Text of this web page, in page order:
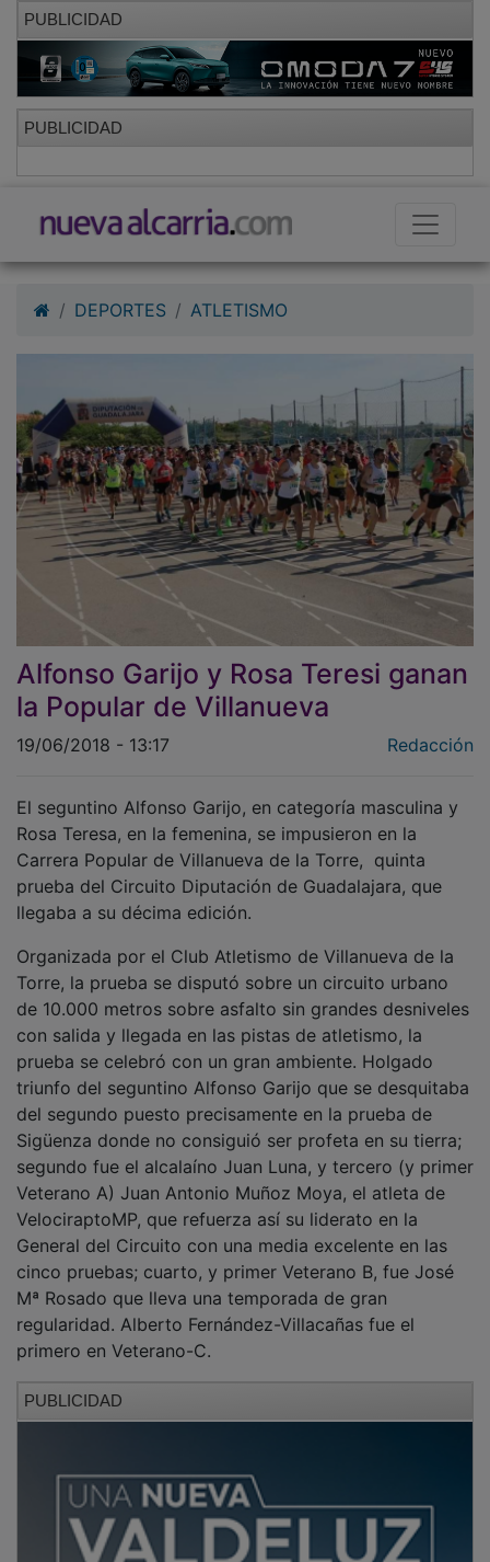
PUBLICIDAD
PUBLICIDAD
Alfonso Garijo y Rosa Teresi ganan
la Popular de Villanueva
19/06/2018 - 13:17
El seguntino Alfonso Garijo, en categoría masculina y
Rosa Teresa, en la femenina, se impusieron en la
Carrera Popular de Villanueva de la Torre, quinta
prueba del Circuito Diputación de Guadalajara, que
llegaba a su décima edición.
Organizada por el Club Atletismo de Villanueva de la
Torre, la prueba se disputó sobre un circuito urbano
de 10.000 metros sobre asfalto sin grandes desniveles
con salida y llegada en las pistas de atletismo, la
prueba se celebró con un gran ambiente. Holgado
triunfo del seguntino Alfonso Garijo que se desquitaba
del segundo puesto precisamente en la prueba de
Sigüenza donde no consiguió ser profeta en su tierra;
segundo fue el alcalaíno Juan Luna, y tercero (y primer
Veterano A) Juan Antonio Muñoz Moya, el atleta de
VelociraptoMP, que refuerza así su liderato en la
General del Circuito con una media excelente en las
cinco pruebas; cuarto, y primer Veterano B, fue José
Mª Rosado que lleva una temporada de gran
regularidad. Alberto Fernández-Villacañas fue el
primero en Veterano-C.